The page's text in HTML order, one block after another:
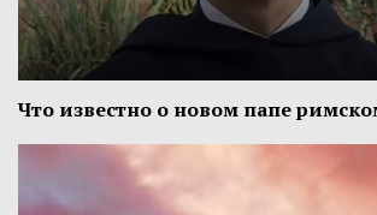
Что известно о новом папе